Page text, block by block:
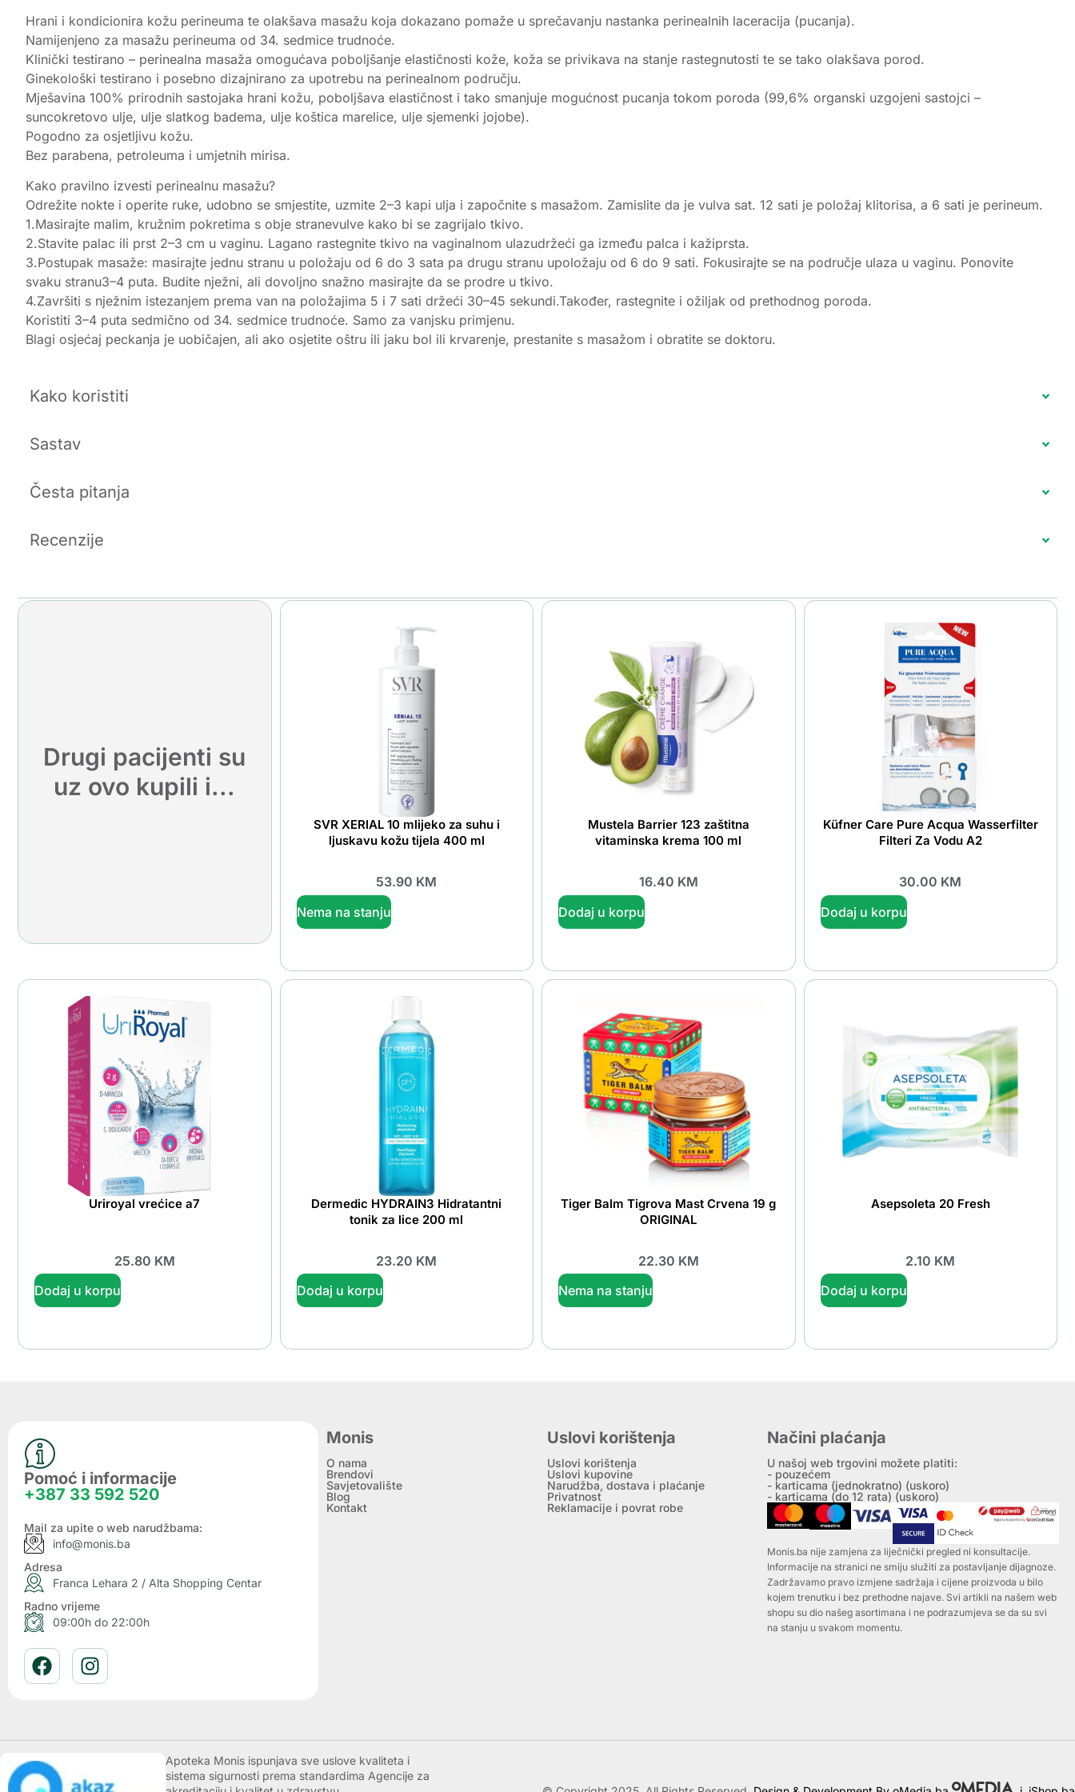
Hrani i kondicionira kožu perineuma te olakšava masažu koja dokazano pomaže u sprečavanju nastanka perinealnih laceracija (pucanja).
Namijenjeno za masažu perineuma od 34. sedmice trudnoće.
Klinički testirano – perinealna masaža omogućava poboljšanje elastičnosti kože, koža se privikava na stanje rastegnutosti te se tako olakšava porod.
Ginekološki testirano i posebno dizajnirano za upotrebu na perinealnom području.
Mješavina 100% prirodnih sastojaka hrani kožu, poboljšava elastičnost i tako smanjuje mogućnost pucanja tokom poroda (99,6% organski uzgojeni sastojci –
suncokretovo ulje, ulje slatkog badema, ulje koštica marelice, ulje sjemenki jojobe).
Pogodno za osjetljivu kožu.
Bez parabena, petroleuma i umjetnih mirisa.
Kako pravilno izvesti perinealnu masažu?
Odrežite nokte i operite ruke, udobno se smjestite, uzmite 2–3 kapi ulja i započnite s masažom. Zamislite da je vulva sat. 12 sati je položaj klitorisa, a 6 sati je perineum.
1.Masirajte malim, kružnim pokretima s obje stranevulve kako bi se zagrijalo tkivo.
2.Stavite palac ili prst 2–3 cm u vaginu. Lagano rastegnite tkivo na vaginalnom ulazudržeći ga između palca i kažiprsta.
3.Postupak masaže: masirajte jednu stranu u položaju od 6 do 3 sata pa drugu stranu upoložaju od 6 do 9 sati. Fokusirajte se na područje ulaza u vaginu. Ponovite
svaku stranu3–4 puta. Budite nježni, ali dovoljno snažno masirajte da se prodre u tkivo.
4.Završiti s nježnim istezanjem prema van na položajima 5 i 7 sati držeći 30–45 sekundi.Također, rastegnite i ožiljak od prethodnog poroda.
Koristiti 3–4 puta sedmično od 34. sedmice trudnoće. Samo za vanjsku primjenu.
Blagi osjećaj peckanja je uobičajen, ali ako osjetite oštru ili jaku bol ili krvarenje, prestanite s masažom i obratite se doktoru.
Kako koristiti
Sastav
Česta pitanja
Recenzije
Drugi pacijenti su
uz ovo kupili i...
SVR XERIAL 10 mlijeko za suhu i
ljuskavu kožu tijela 400 ml
53.90 KM
Nema na stanju
Mustela Barrier 123 zaštitna
vitaminska krema 100 ml
16.40 KM
Dodaj u korpu
Küfner Care Pure Acqua Wasserfilter
Filteri Za Vodu A2
30.00 KM
Dodaj u korpu
Uriroyal vrećice a7
25.80 KM
Dodaj u korpu
Dermedic HYDRAIN3 Hidratantni
tonik za lice 200 ml
23.20 KM
Dodaj u korpu
Tiger Balm Tigrova Mast Crvena 19 g
ORIGINAL
22.30 KM
Nema na stanju
Asepsoleta 20 Fresh
2.10 KM
Dodaj u korpu
Pomoć i informacije
+387 33 592 520
Mail za upite o web narudžbama:
info@monis.ba
Adresa
Franca Lehara 2 / Alta Shopping Centar
Radno vrijeme
09:00h do 22:00h
Monis
O nama
Brendovi
Savjetovalište
Blog
Kontakt
Uslovi korištenja
Uslovi korištenja
Uslovi kupovine
Narudžba, dostava i plaćanje
Privatnost
Reklamacije i povrat robe
Načini plaćanja
U našoj web trgovini možete platiti:
- pouzećem
- karticama (jednokratno) (uskoro)
- karticama (do 12 rata) (uskoro)
Monis.ba nije zamjena za liječnički pregled ni konsultacije.
Informacije na stranici ne smiju služiti za postavljanje dijagnoze.
Zadržavamo pravo izmjene sadržaja i cijene proizvoda u bilo
kojem trenutku i bez prethodne najave. Svi artikli na našem web
shopu su dio našeg asortimana i ne podrazumjeva se da su svi
na stanju u svakom momentu.
Apoteka Monis ispunjava sve uslove kvaliteta i
sistema sigurnosti prema standardima Agencije za